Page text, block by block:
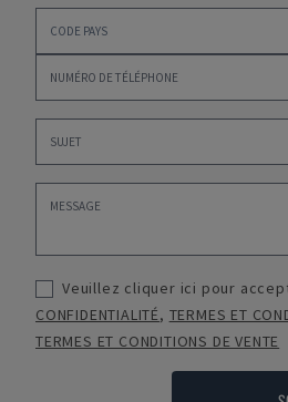
Veuillez cliquer ici pour
CONFIDENTIALITÉ, TERMES ET
TERMES ET CONDITIONS DE VENTE